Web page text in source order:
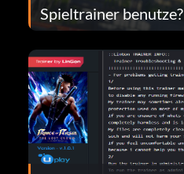
Spieltrainer benutze?